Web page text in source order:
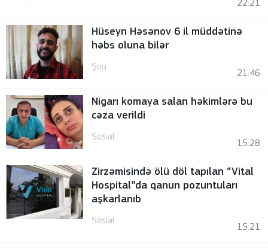
22:21
Hüseyn Həsənov 6 il müddətinə
həbs oluna bilər
Şou
21:46
Nigarı komaya salan həkimlərə bu
cəza verildi
Sosial
15:28
Zirzəmisində ölü döl tapılan “Vital
Hospital”da qanun pozuntuları
aşkarlanıb
Sosial
15:21